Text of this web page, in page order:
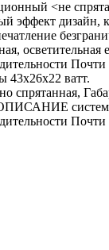
<не
эффект дизайн,
осветительная
Почти
43х26х22 ватт.
спрятанная,
ОПИСАНИЕ